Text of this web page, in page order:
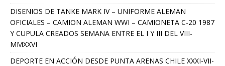
DISENIOS DE TANKE MARK IV – UNIFORME ALEMAN
OFICIALES – CAMION ALEMAN WWI – CAMIONETA C-20 1987
Y CUPULA CREADOS SEMANA ENTRE EL I Y III DEL VIII-
MMXXVI
DEPORTE EN ACCIÓN DESDE PUNTA ARENAS CHILE XXXI-VII-